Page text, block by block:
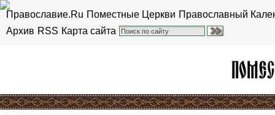
Православие.Ru Поместные Церкви Православный
Архив RSS Карта сайта